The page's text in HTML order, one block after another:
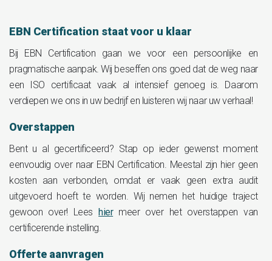
EBN Certification staat voor u klaar
Bij EBN Certification gaan we voor een persoonlijke en
pragmatische aanpak. Wij beseffen ons goed dat de weg naar
een ISO certificaat vaak al intensief genoeg is. Daarom
verdiepen we ons in uw bedrijf en luisteren wij naar uw verhaal!
Overstappen
Bent u al gecertificeerd? Stap op ieder gewenst moment
eenvoudig over naar EBN Certification. Meestal zijn hier geen
kosten aan verbonden, omdat er vaak geen extra audit
uitgevoerd hoeft te worden. Wij nemen het huidige traject
gewoon over! Leeshiermeer over het overstappen van
certificerende instelling.
Offerte aanvragen